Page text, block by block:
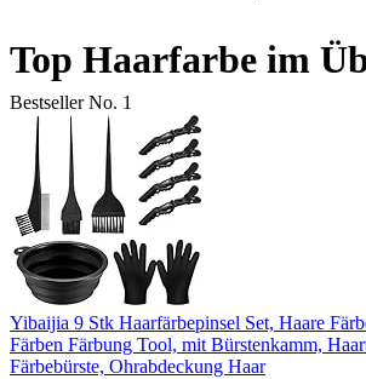
Top Haarfarbe im
Bestseller No. 1
Yibaijia 9 Stk Haarfärbepinsel Set, Haare
Färben Färbung Tool, mit Bürstenkamm,
Färbebürste, Ohrabdeckung Haar